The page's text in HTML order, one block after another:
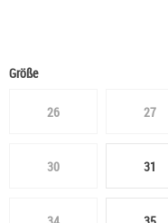
Größe
26 27
30 31